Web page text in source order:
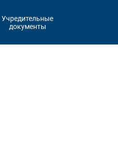
Учредительные
документы